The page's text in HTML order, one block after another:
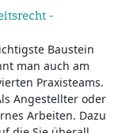
-
Baustein
man auch am
Praxisteams.
Angestellter oder
Arbeiten. Dazu